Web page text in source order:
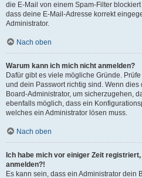
die E-Mail von einem Spam-Filter
dass deine E-Mail-Adresse korrekt
Administrator.
Nach oben
Warum kann ich mich nicht anmelden?
Dafür gibt es viele mögliche Gründe.
und dein Passwort richtig sind. Wenn
Board-Administrator, um sicherzugehen,
ebenfalls möglich, dass ein
welches ein Administrator lösen muss.
Nach oben
Ich habe mich vor einiger Zeit
anmelden?!
Es kann sein, dass ein Administrator dein